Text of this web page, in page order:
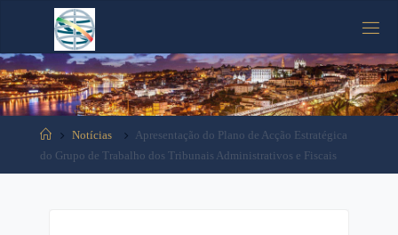
Notícias
Apresentação do Plano de Acção Estratégica
do Grupo de Trabalho dos Tribunais Administrativos e Fiscais
Tooltip content